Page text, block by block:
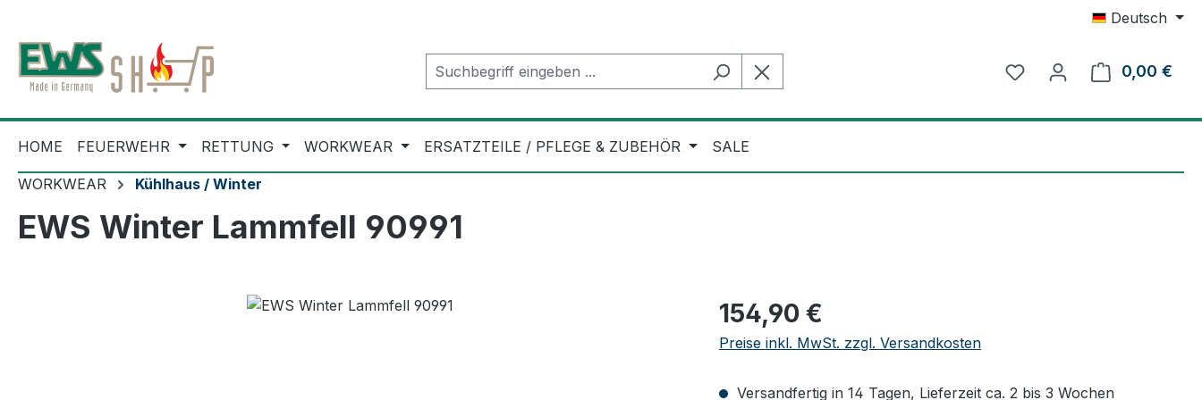
Deutsch
0,00 €
HOME FEUERWEHR RETTUNG WORKWEAR ERSATZTEILE / PFLEGE & ZUBEHÖR SALE
WORKWEAR Kühlhaus / Winter
EWS Winter Lammfell 90991
Regulärer Preis:
154,90 €
Preise inkl. MwSt. zzgl. Versandkosten
Versandfertig in 14 Tagen, Lieferzeit ca. 2 bis 3 Wochen